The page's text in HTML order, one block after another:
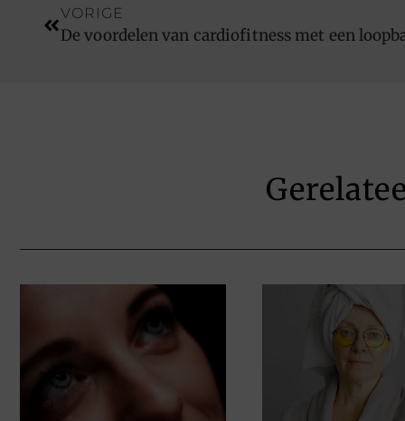
VORIGE
De voordelen van cardiofitness met een